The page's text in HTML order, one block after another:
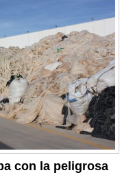
con la peligrosa